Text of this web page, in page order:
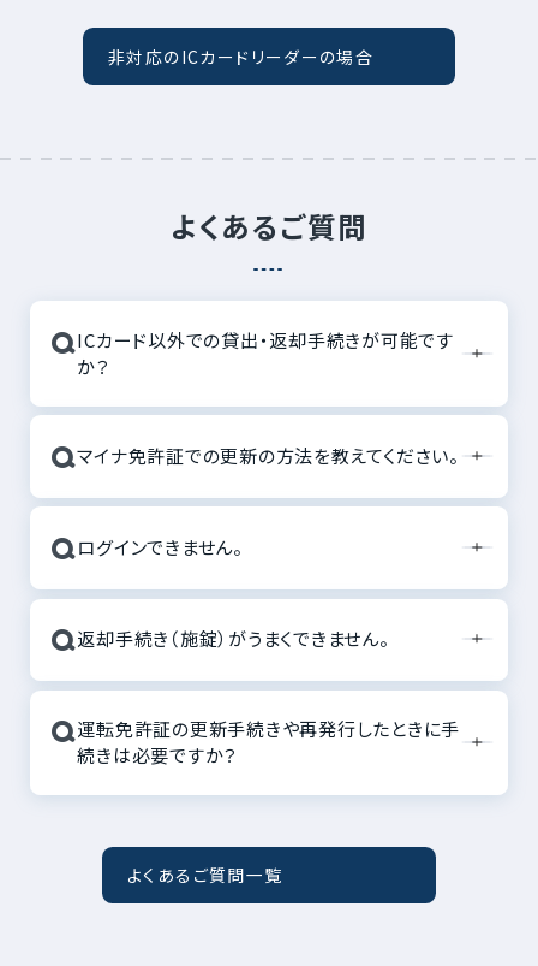
非対応のICカードリーダーの場合
よくあるご質問
QICカード以外での貸出・返却手続きが可能です
か？
Qマイナ免許証での更新の方法を教えてください。
Qログインできません。
Q返却手続き（施錠）がうまくできません。
Q運転免許証の更新手続きや再発行したときに手
続きは必要ですか？
よくあるご質問一覧